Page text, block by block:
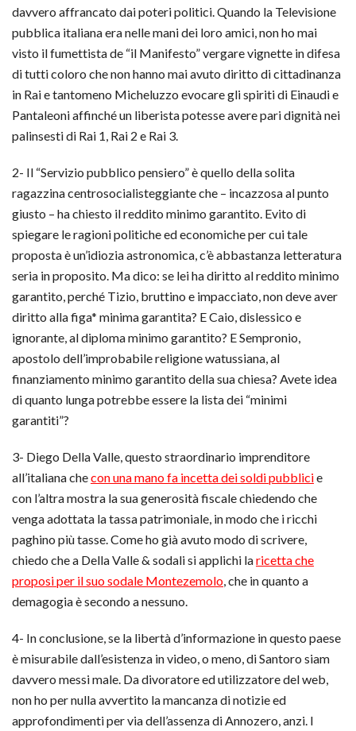
davvero affrancato dai poteri politici. Quando la Televisione
pubblica italiana era nelle mani dei loro amici, non ho mai
visto il fumettista de “il Manifesto” vergare vignette in difesa
di tutti coloro che non hanno mai avuto diritto di cittadinanza
in Rai e tantomeno Micheluzzo evocare gli spiriti di Einaudi e
Pantaleoni affinché un liberista potesse avere pari dignità nei
palinsesti di Rai 1, Rai 2 e Rai 3.
2- Il “Servizio pubblico pensiero” è quello della solita
ragazzina centrosocialisteggiante che – incazzosa al punto
giusto – ha chiesto il reddito minimo garantito. Evito di
spiegare le ragioni politiche ed economiche per cui tale
proposta è un’idiozia astronomica, c’è abbastanza letteratura
seria in proposito. Ma dico: se lei ha diritto al reddito minimo
garantito, perché Tizio, bruttino e impacciato, non deve aver
diritto alla figa* minima garantita? E Caio, dislessico e
ignorante, al diploma minimo garantito? E Sempronio,
apostolo dell’improbabile religione watussiana, al
finanziamento minimo garantito della sua chiesa? Avete idea
di quanto lunga potrebbe essere la lista dei “minimi
garantiti”?
3- Diego Della Valle, questo straordinario imprenditore
all’italiana checon una mano fa incetta dei soldi pubblicie
con l’altra mostra la sua generosità fiscale chiedendo che
venga adottata la tassa patrimoniale, in modo che i ricchi
paghino più tasse. Come ho già avuto modo di scrivere,
chiedo che a Della Valle & sodali si applichi laricetta che
proposi per il suo sodale Montezemolo, che in quanto a
demagogia è secondo a nessuno.
4- In conclusione, se la libertà d’informazione in questo paese
è misurabile dall’esistenza in video, o meno, di Santoro siam
davvero messi male. Da divoratore ed utilizzatore del web,
non ho per nulla avvertito la mancanza di notizie ed
approfondimenti per via dell’assenza di Annozero, anzi. I